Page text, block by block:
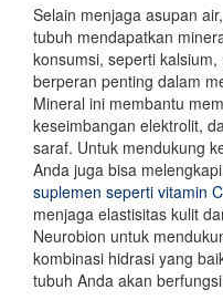
Selain menjaga asupan
tubuh mendapatkan
konsumsi, seperti
berperan penting dalam
Mineral ini membantu
keseimbangan elektrolit,
saraf. Untuk mendukung
Anda juga bisa
suplemen seperti vitamin
menjaga elastisitas kulit
Neurobion untuk
kombinasi hidrasi yang
tubuh Anda akan